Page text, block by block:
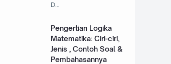
D…
Pengertian Logika
Matematika: Ciri-ciri,
Jenis , Contoh Soal &
Pembahasannya